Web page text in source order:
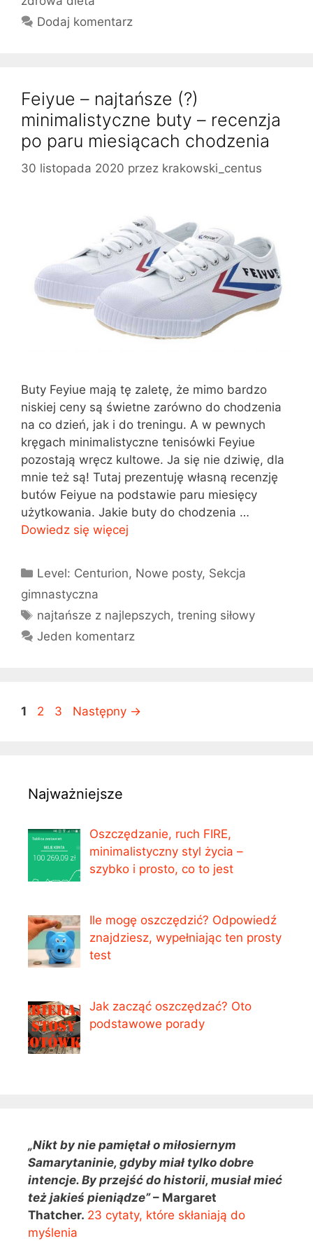
Dodaj komentarz
Feiyue – najtańsze (?)
minimalistyczne buty – recenzja
po paru miesiącach chodzenia
30 listopada 2020 przez krakowski_centus
Buty Feyiue mają tę zaletę, że mimo bardzo
niskiej ceny są świetne zarówno do chodzenia
na co dzień, jak i do treningu. A w pewnych
kręgach minimalistyczne tenisówki Feyiue
pozostają wręcz kultowe. Ja się nie dziwię, dla
mnie też są! Tutaj prezentuję własną recenzję
butów Feiyue na podstawie paru miesięcy
użytkowania. Jakie buty do chodzenia …
Dowiedz się więcej
Kategorie
Level: Centurion, Nowe posty, Sekcja
gimnastyczna
Tagi
najtańsze z najlepszych,trening siłowy
Jeden komentarz
Strona
1 Strona
2 Strona
3 Następny →
Najważniejsze
Oszczędzanie, ruch FIRE,
minimalistyczny styl życia –
szybko i prosto, co to jest
Ile mogę oszczędzić? Odpowiedź
znajdziesz, wypełniając ten prosty
test
Jak zacząć oszczędzać? Oto
podstawowe porady
„Nikt by nie pamiętał o miłosiernym
Samarytaninie, gdyby miał tylko dobre
intencje. By przejść do historii, musiał mieć
też jakieś pieniądze”– Margaret
Thatcher. 23 cytaty, które skłaniają do
myślenia